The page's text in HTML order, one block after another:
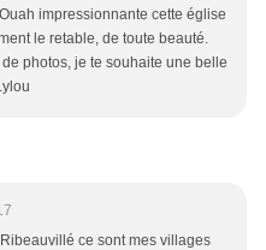
impressionnante cette église
le retable, de toute beauté.
photos, je te souhaite une belle
ce sont mes villages